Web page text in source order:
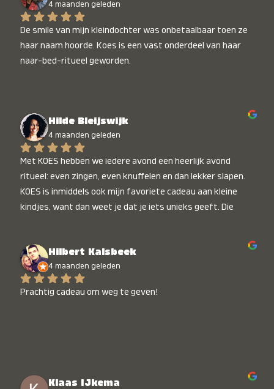
4 maanden geleden
De smile van mijn kleindochter was onbetaalbaar toen ze
haar naam hoorde. Koes is een vast onderdeel van haar
naar-bed-ritueel geworden.
Hilde Bleijswijk
4 maanden geleden
Met KOES hebben we iedere avond een heerlijk avond
ritueel: even zingen, even knuffelen en dan lekker slapen.
KOES is inmiddels ook mijn favoriete cadeau aan kleine
kindjes, want dan weet je dat je iets unieks geeft. Die
Hilbert Kalsbeek
4 maanden geleden
Prachtig cadeau om weg te geven!
Klaas IJkema